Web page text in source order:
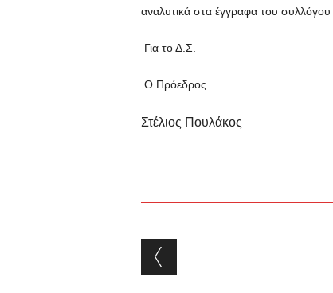
αναλυτικά στα έγγραφα του
Για το Δ.Σ.
Ο Πρόεδρος Ο
Στέλιος
Post navigation